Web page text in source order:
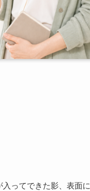
ってできた影、表面に